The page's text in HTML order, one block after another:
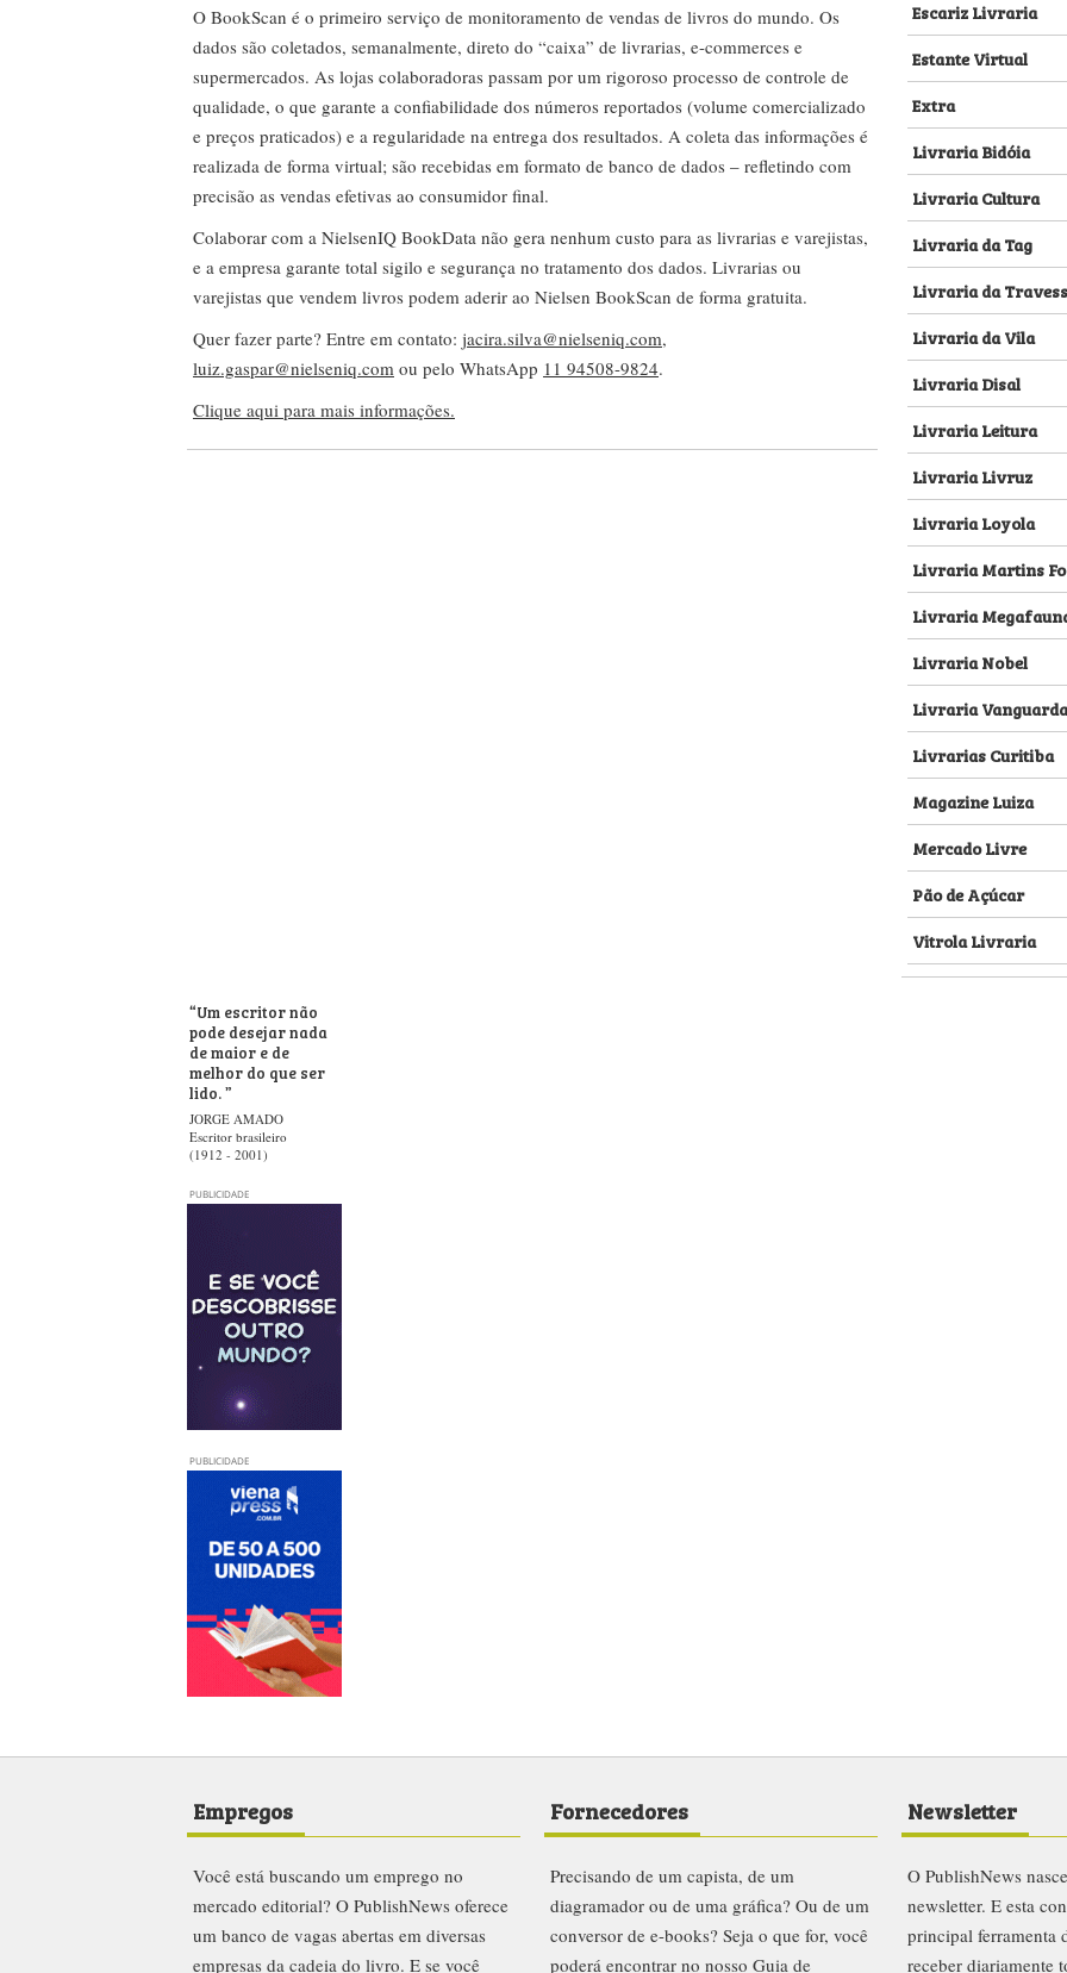
O BookScan é o primeiro serviço de monitoramento de vendas de livros do mundo. Os
dados são coletados, semanalmente, direto do “caixa” de livrarias, e-commerces e
supermercados. As lojas colaboradoras passam por um rigoroso processo de controle de
qualidade, o que garante a confiabilidade dos números reportados (volume comercializado
e preços praticados) e a regularidade na entrega dos resultados. A coleta das informações é
realizada de forma virtual; são recebidas em formato de banco de dados – refletindo com
precisão as vendas efetivas ao consumidor final.
Colaborar com a NielsenIQ BookData não gera nenhum custo para as livrarias e varejistas,
e a empresa garante total sigilo e segurança no tratamento dos dados. Livrarias ou
varejistas que vendem livros podem aderir ao Nielsen BookScan de forma gratuita.
Quer fazer parte? Entre em contato: jacira.silva@nielseniq.com,
luiz.gaspar@nielseniq.com ou pelo WhatsApp 11 94508-9824.
Clique aqui para mais informações.
Escariz Livraria
Estante Virtual
Extra
Livraria Bidóia
Livraria Cultura
Livraria da Tag
Livraria da
Livraria da Vila
Livraria Disal
Livraria Leitura
Livraria Livruz
Livraria Loyola
Livraria Martins
Livraria
Livraria Nobel
Livraria Vanguarda
Livrarias Curitiba
Magazine Luiza
Mercado Livre
Pão de Açúcar
Vitrola Livraria
“Um escritor não
pode desejar nada
de maior e de
melhor do que ser
lido.”
JORGE AMADO
Escritor brasileiro
(1912 - 2001)
PUBLICIDADE
PUBLICIDADE
Empregos
Você está buscando um emprego no
mercado editorial? O PublishNews oferece
um banco de vagas abertas em diversas
empresas da cadeia do livro. E se você
Fornecedores
Precisando de um capista, de um
diagramador ou de uma gráfica? Ou de um
conversor de e-books? Seja o que for, você
poderá encontrar no nosso Guia de
Newsletter
O PublishNews
newsletter. E esta
principal ferramenta
receber diariamente